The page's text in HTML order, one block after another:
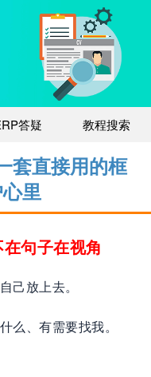
答疑 教程搜索
套直接用的框
里
句子在视角
己放上去。
么、有需要找我。